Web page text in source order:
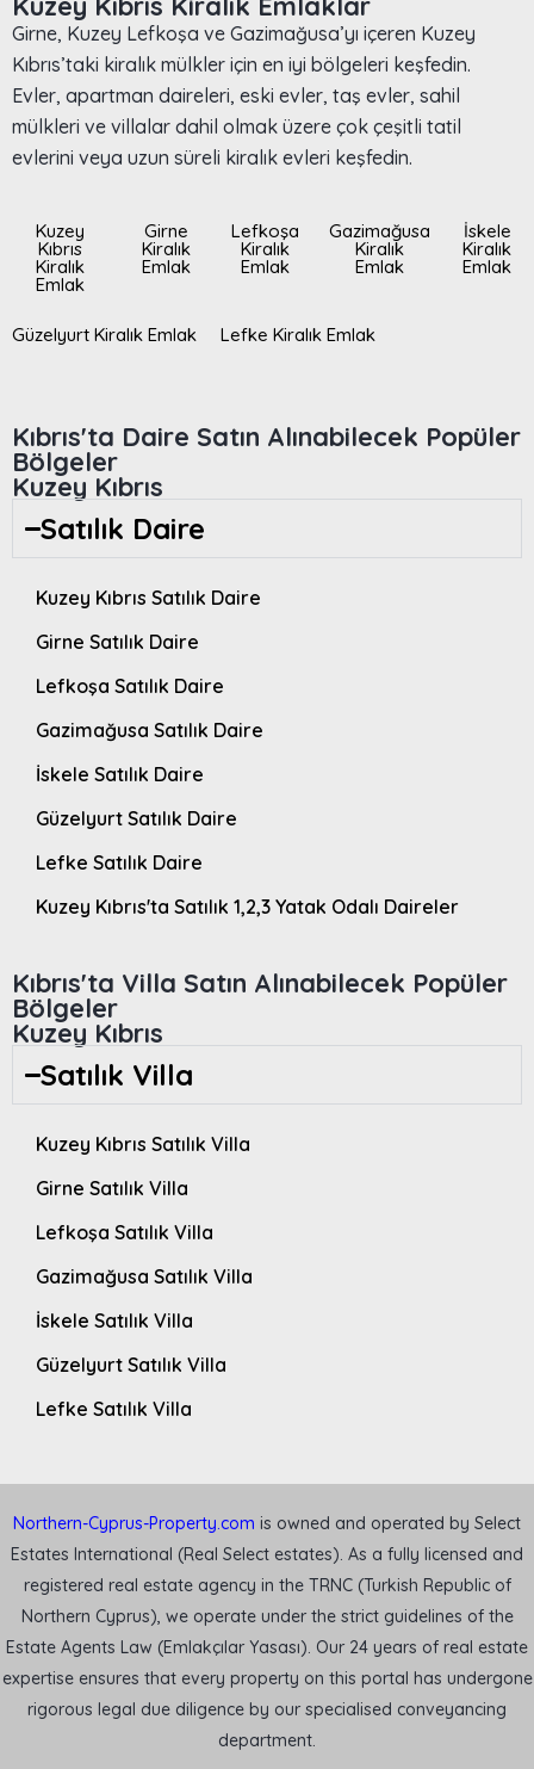
Girne, Kuzey Lefkoşa ve Gazimağusa’yı içeren Kuzey
Kıbrıs’taki kiralık mülkler için en iyi bölgeleri keşfedin.
Evler, apartman daireleri, eski evler, taş evler, sahil
mülkleri ve villalar dahil olmak üzere çok çeşitli tatil
evlerini veya uzun süreli kiralık evleri keşfedin.
Kuzey
Kıbrıs
Kiralık
Emlak
Girne
Kiralık
Emlak
Lefkoşa
Kiralık
Emlak
Gazimağusa
Kiralık
Emlak
İskele
Kiralık
Emlak
Güzelyurt Kiralık Emlak Lefke Kiralık Emlak
Kıbrıs'ta Daire Satın Alınabilecek Popüler
Bölgeler
Kuzey Kıbrıs
Satılık Daire
Kuzey Kıbrıs Satılık Daire
Girne Satılık Daire
Lefkoşa Satılık Daire
Gazimağusa Satılık Daire
İskele Satılık Daire
Güzelyurt Satılık Daire
Lefke Satılık Daire
Kuzey Kıbrıs'ta Satılık 1,2,3 Yatak Odalı Daireler
Kıbrıs'ta Villa Satın Alınabilecek Popüler
Bölgeler
Kuzey Kıbrıs
Satılık Villa
Kuzey Kıbrıs Satılık Villa
Girne Satılık Villa
Lefkoşa Satılık Villa
Gazimağusa Satılık Villa
İskele Satılık Villa
Güzelyurt Satılık Villa
Lefke Satılık Villa
Northern-Cyprus-Property.com is owned and operated by Select
Estates International (Real Select estates). As a fully licensed and
registered real estate agency in the TRNC (Turkish Republic of
Northern Cyprus), we operate under the strict guidelines of the
Estate Agents Law (Emlakçılar Yasası). Our 24 years of real estate
expertise ensures that every property on this portal has undergone
rigorous legal due diligence by our specialised conveyancing
department.